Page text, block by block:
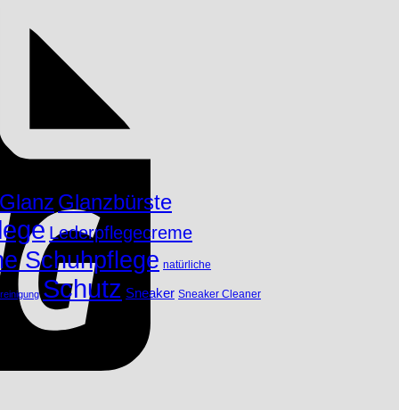
Glanz Glanzbürste
Lederpflegecreme
Schuhpflege natürliche
Schutz Sneaker Sneaker Cleaner